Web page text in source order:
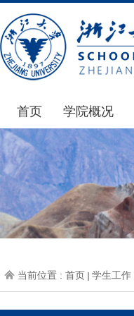
首页 学院概况
学院简介
发展简史
组织机构
师资力量
学院院刊
当前位置 : 首页 学生工作